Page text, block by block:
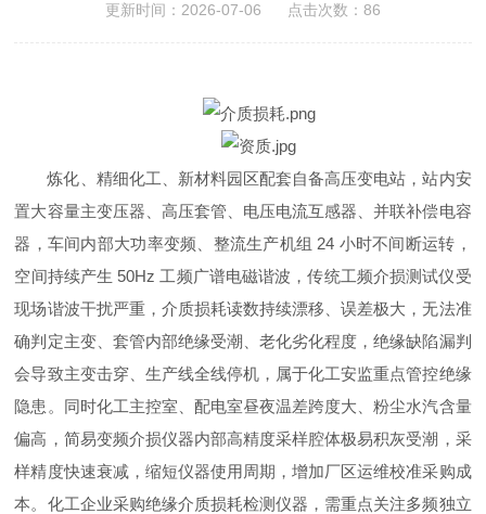
更新时间：2026-07-06 点击次数：86
炼化、精细化工、新材料园区配套自备高压变电站，站内安
置大容量主变压器、高压套管、电压电流互感器、并联补偿电容
器，车间内部大功率变频、整流生产机组 24 小时不间断运转，
空间持续产生 50Hz 工频广谱电磁谐波，传统工频介损测试仪受
现场谐波干扰严重，介质损耗读数持续漂移、误差极大，无法准
确判定主变、套管内部绝缘受潮、老化劣化程度，绝缘缺陷漏判
会导致主变击穿、生产线全线停机，属于化工安监重点管控绝缘
隐患。同时化工主控室、配电室昼夜温差跨度大、粉尘水汽含量
偏高，简易变频介损仪器内部高精度采样腔体极易积灰受潮，采
样精度快速衰减，缩短仪器使用周期，增加厂区运维校准采购成
本。化工企业采购绝缘介质损耗检测仪器，需重点关注多频独立